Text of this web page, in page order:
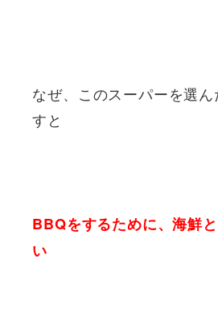
なぜ、このスーパーを選ん
すと
BBQをするために、海鮮
い